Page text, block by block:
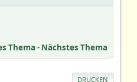
Thema - Nächstes Thema
DRUCKEN